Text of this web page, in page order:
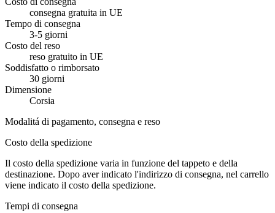
consegna gratuita in UE
Tempo di consegna
3-5 giorni
Costo del reso
reso gratuito in UE
Soddisfatto o rimborsato
30 giorni
Dimensione
Corsia
Modalitá di pagamento, consegna e reso
Costo della spedizione
Il costo della spedizione varia in funzione del tappeto e della
destinazione. Dopo aver indicato l'indirizzo di consegna, nel carrello
viene indicato il costo della spedizione.
Tempi di consegna